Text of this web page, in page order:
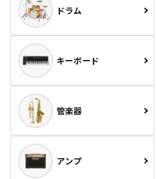
ドラム
キーボード
管楽器
アンプ